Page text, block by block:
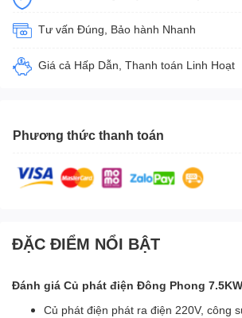
Tư vấn Đúng, Bảo hành Nhanh
Giá cả Hấp Dẫn, Thanh toán Linh Hoạt
Phương thức thanh toán
ĐẶC ĐIỂM NỔI BẬT
Đánh giá Củ phát điện Đông Phong
Củ phát điện phát ra điện 220V, công